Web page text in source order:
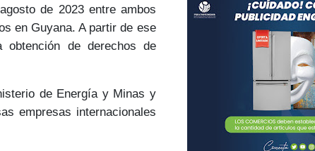
de 2023 entre ambos
en Guyana. A partir de ese
obtención de derechos de
de Energía y Minas y
empresas internacionales